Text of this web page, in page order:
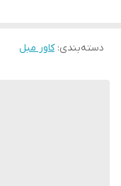
دسته‌بندی:کاور مبل